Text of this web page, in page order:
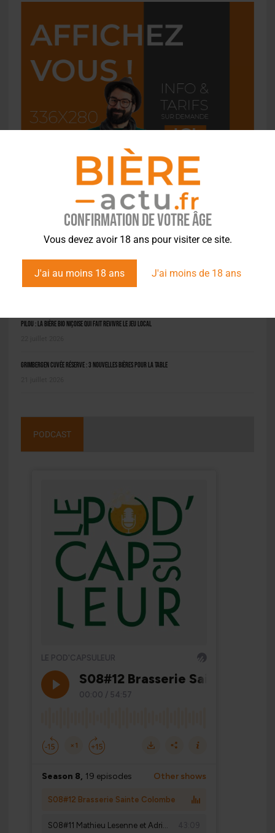
Confirmation de votre âge
Vous devez avoir 18 ans pour visiter ce site.
J'ai au moins 18 ans J'ai moins de 18 ans
L'ACTU EN BREF
Pilou : la bière bio niçoise qui fait revivre le jeu local
Grimbergen Cuvée Réserve : 3 nouvelles bières pour la table
PODCAST